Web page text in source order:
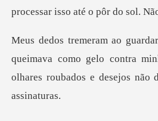
ava como gelo contra
olhares rou